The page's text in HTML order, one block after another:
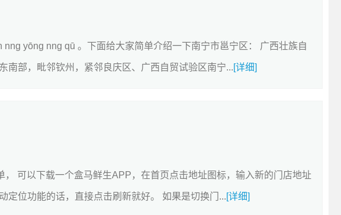
yōng nng qū 。下面给大家简单介绍一下南宁市邕宁区： 广西壮族自
南部，毗邻钦州，紧邻良庆区、广西自贸试验区南宁...[详细]
， 可以下载一个盒马鲜生APP，在首页点击地址图标，输入新的门店地址
定位功能的话，直接点击刷新就好。 如果是切换门...[详细]